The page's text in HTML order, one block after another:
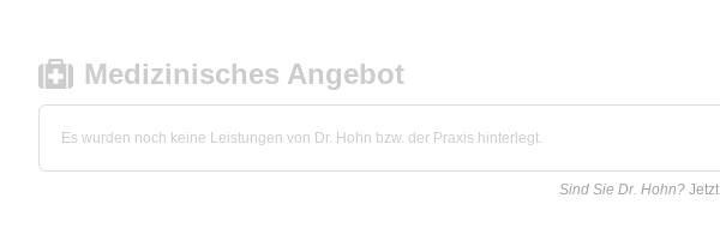
Medizinisches Angebot
Es wurden noch keine Leistungen von Dr. Hohn bzw. der Praxis hinterlegt.
Sind Sie Dr. Hohn? Jetzt